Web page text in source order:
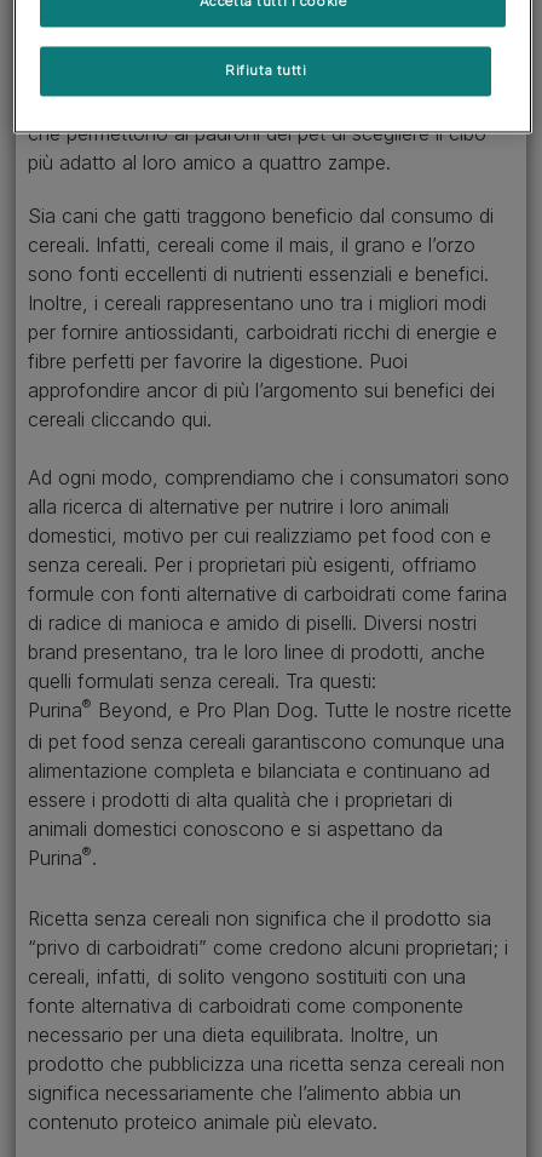
alimentazione bilanciata.
Per andare incontro al bisogno delle persone, che
preferiscono diverse fonti di nutrizione, Purina® offre
un’ampia gamma di prodotti, inclusi quelli senza cereali,
che permettono ai padroni dei pet di scegliere il cibo
più adatto al loro amico a quattro zampe.
Sia cani che gatti traggono beneficio dal consumo di
cereali. Infatti, cereali come il mais, il grano e l’orzo
sono fonti eccellenti di nutrienti essenziali e benefici.
Inoltre, i cereali rappresentano uno tra i migliori modi
per fornire antiossidanti, carboidrati ricchi di energie e
fibre perfetti per favorire la digestione. Puoi
approfondire ancor di più l’argomento sui benefici dei
cereali cliccando qui.
Ad ogni modo, comprendiamo che i consumatori sono
alla ricerca di alternative per nutrire i loro animali
domestici, motivo per cui realizziamo pet food con e
senza cereali. Per i proprietari più esigenti, offriamo
formule con fonti alternative di carboidrati come farina
di radice di manioca e amido di piselli. Diversi nostri
brand presentano, tra le loro linee di prodotti, anche
quelli formulati senza cereali. Tra questi:
Purina® Beyond, e Pro Plan Dog. Tutte le nostre ricette
di pet food senza cereali garantiscono comunque una
alimentazione completa e bilanciata e continuano ad
essere i prodotti di alta qualità che i proprietari di
animali domestici conoscono e si aspettano da
Purina®.
Ricetta senza cereali non significa che il prodotto sia
“privo di carboidrati” come credono alcuni proprietari; i
cereali, infatti, di solito vengono sostituiti con una
fonte alternativa di carboidrati come componente
necessario per una dieta equilibrata. Inoltre, un
prodotto che pubblicizza una ricetta senza cereali non
significa necessariamente che l’alimento abbia un
contenuto proteico animale più elevato.
Rifiuta tutti